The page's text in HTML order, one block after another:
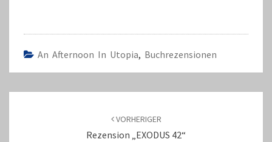
An Afternoon In Utopia, Buchrezensionen
VORHERIGER
Rezension „EXODUS 42“